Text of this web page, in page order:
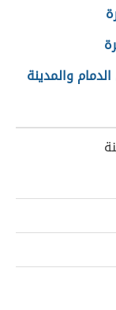
والمدينة